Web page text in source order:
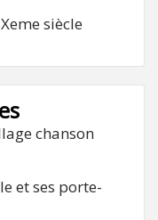
siècle
chanson
et ses porte-